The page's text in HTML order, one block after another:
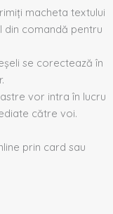
macheta textului
din comandă pentru
se corectează în
vor intra în lucru
către voi.
prin card sau